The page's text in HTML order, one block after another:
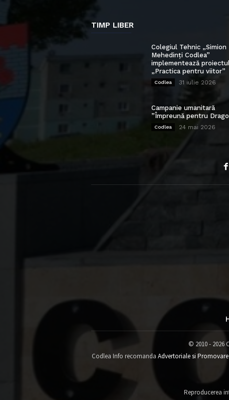
TIMP LIBER
Colegiul Tehnic „Simion
Mehedinți Codlea”
implementează
„Practica pentru viitor”
Codlea 31 iulie 2026
Campanie umanitară
”Împreună pentru
Codlea 24 mai 2026
© 2010 - 2026
Codlea Info recomanda Advertoriale si Promovare
Reproducerea